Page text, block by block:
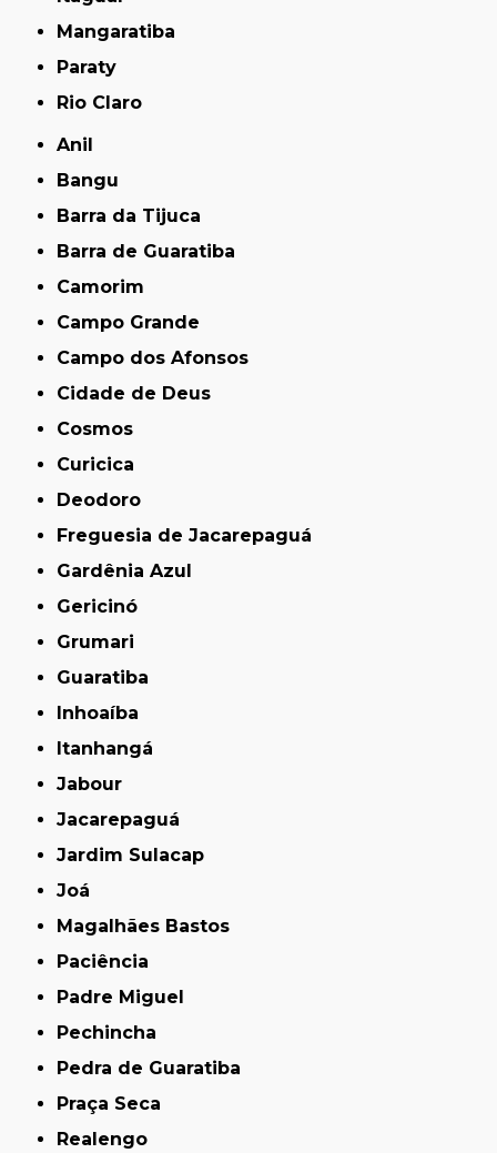
Mangaratiba
Paraty
Rio Claro
Anil
Bangu
Barra da Tijuca
Barra de Guaratiba
Camorim
Campo Grande
Campo dos Afonsos
Cidade de Deus
Cosmos
Curicica
Deodoro
Freguesia de Jacarepaguá
Gardênia Azul
Gericinó
Grumari
Guaratiba
Inhoaíba
Itanhangá
Jabour
Jacarepaguá
Jardim Sulacap
Joá
Magalhães Bastos
Paciência
Padre Miguel
Pechincha
Pedra de Guaratiba
Praça Seca
Realengo